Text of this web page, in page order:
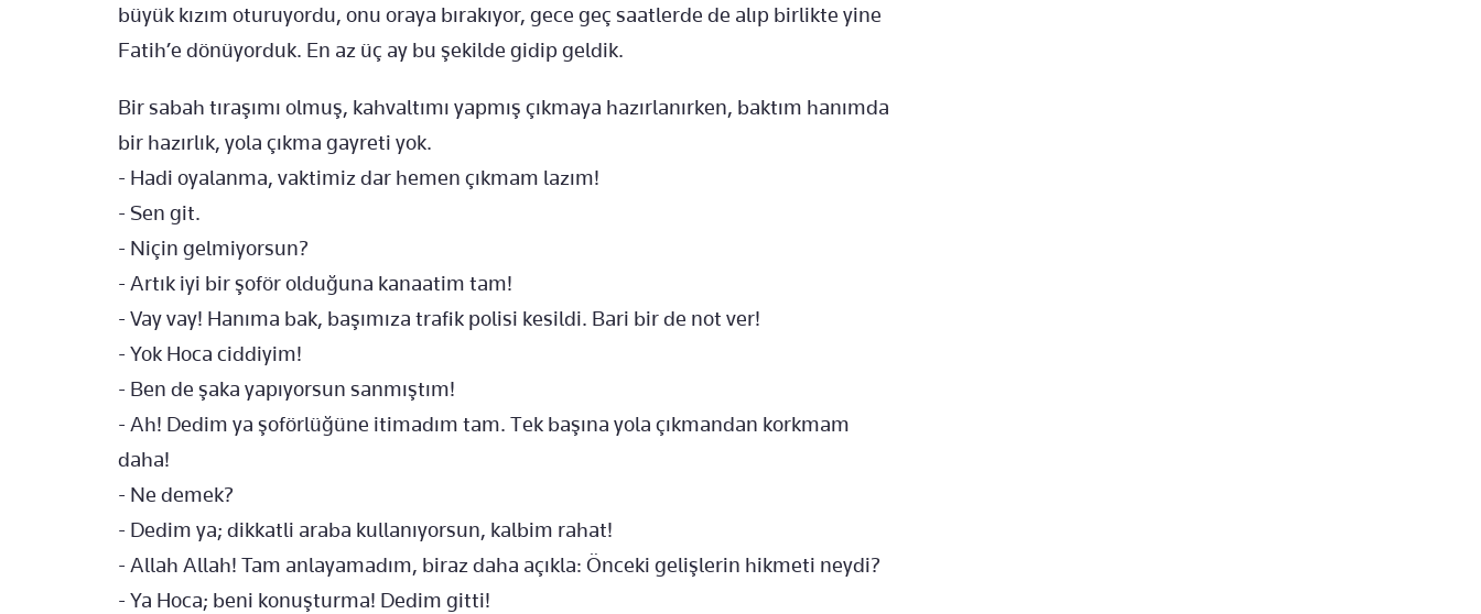
büyük kızım oturuyordu, onu oraya bırakıyor, gece geç saatlerde de alıp birlikte yine
Fatih’e dönüyorduk. En az üç ay bu şekilde gidip geldik.
Bir sabah tıraşımı olmuş, kahvaltımı yapmış çıkmaya hazırlanırken, baktım hanımda
bir hazırlık, yola çıkma gayreti yok.
- Hadi oyalanma, vaktimiz dar hemen çıkmam lazım!
- Sen git.
- Niçin gelmiyorsun?
- Artık iyi bir şoför olduğuna kanaatim tam!
- Vay vay! Hanıma bak, başımıza trafik polisi kesildi. Bari bir de not ver!
- Yok Hoca ciddiyim!
- Ben de şaka yapıyorsun sanmıştım!
- Ah! Dedim ya şoförlüğüne itimadım tam. Tek başına yola çıkmandan korkmam
daha!
- Ne demek?
- Dedim ya; dikkatli araba kullanıyorsun, kalbim rahat!
- Allah Allah! Tam anlayamadım, biraz daha açıkla: Önceki gelişlerin hikmeti neydi?
- Ya Hoca; beni konuşturma! Dedim gitti!